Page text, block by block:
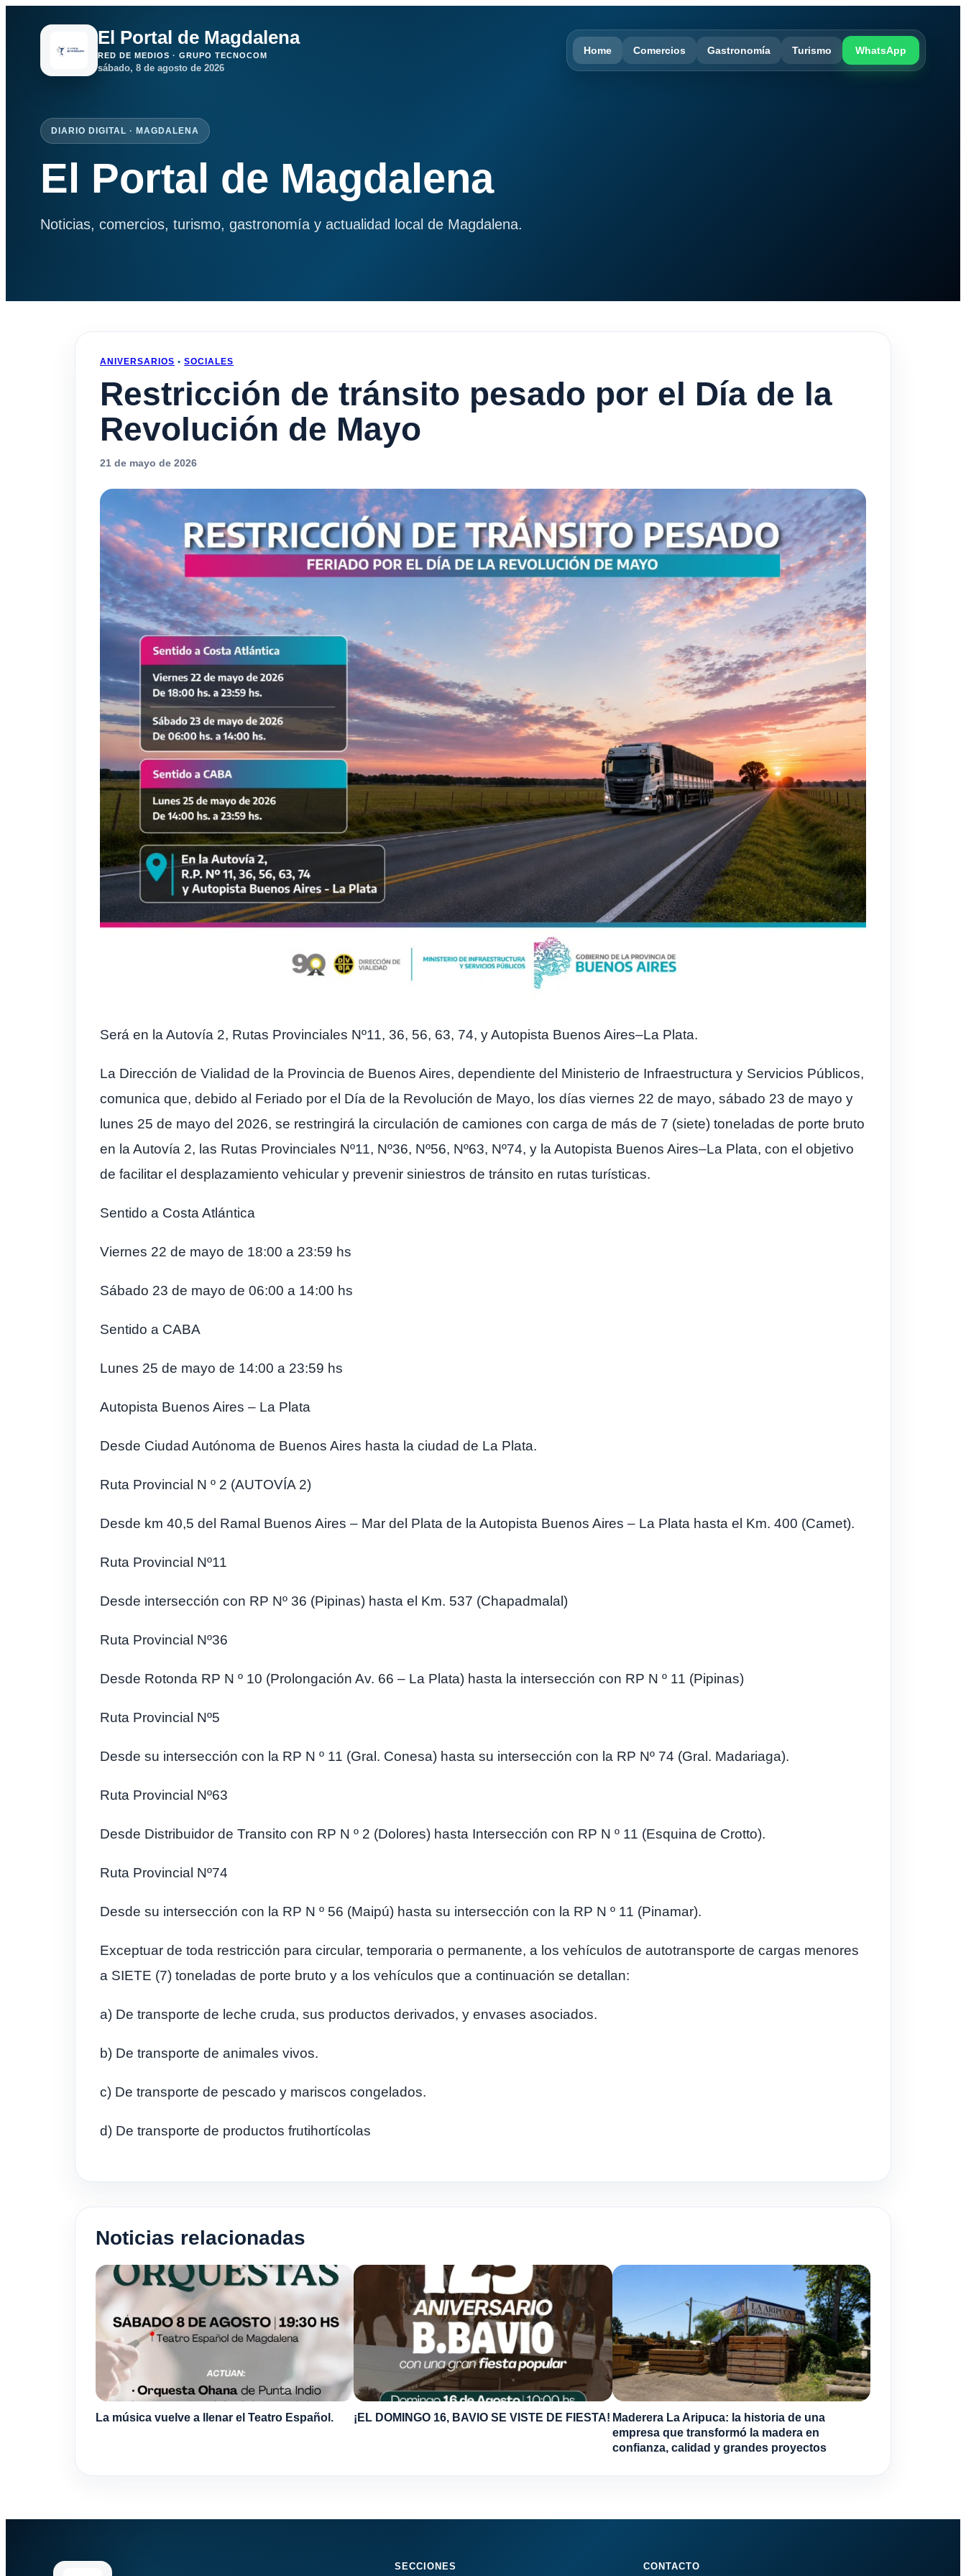
El Portal de Magdalena
RED DE MEDIOS · GRUPO TECNOCOM
sábado, 8 de agosto de 2026
Home Comercios Gastronomía Turismo WhatsApp
DIARIO DIGITAL · MAGDALENA
El Portal de Magdalena
Noticias, comercios, turismo, gastronomía y actualidad local de Magdalena.
ANIVERSARIOS • SOCIALES
Restricción de tránsito pesado por el Día de la
Revolución de Mayo
21 de mayo de 2026
Será en la Autovía 2, Rutas Provinciales Nº11, 36, 56, 63, 74, y Autopista Buenos Aires–La Plata.
La Dirección de Vialidad de la Provincia de Buenos Aires, dependiente del Ministerio de Infraestructura y Servicios Públicos,
comunica que, debido al Feriado por el Día de la Revolución de Mayo, los días viernes 22 de mayo, sábado 23 de mayo y
lunes 25 de mayo del 2026, se restringirá la circulación de camiones con carga de más de 7 (siete) toneladas de porte bruto
en la Autovía 2, las Rutas Provinciales Nº11, Nº36, Nº56, Nº63, Nº74, y la Autopista Buenos Aires–La Plata, con el objetivo
de facilitar el desplazamiento vehicular y prevenir siniestros de tránsito en rutas turísticas.
Sentido a Costa Atlántica
Viernes 22 de mayo de 18:00 a 23:59 hs
Sábado 23 de mayo de 06:00 a 14:00 hs
Sentido a CABA
Lunes 25 de mayo de 14:00 a 23:59 hs
Autopista Buenos Aires – La Plata
Desde Ciudad Autónoma de Buenos Aires hasta la ciudad de La Plata.
Ruta Provincial N º 2 (AUTOVÍA 2)
Desde km 40,5 del Ramal Buenos Aires – Mar del Plata de la Autopista Buenos Aires – La Plata hasta el Km. 400 (Camet).
Ruta Provincial Nº11
Desde intersección con RP Nº 36 (Pipinas) hasta el Km. 537 (Chapadmalal)
Ruta Provincial Nº36
Desde Rotonda RP N º 10 (Prolongación Av. 66 – La Plata) hasta la intersección con RP N º 11 (Pipinas)
Ruta Provincial Nº5
Desde su intersección con la RP N º 11 (Gral. Conesa) hasta su intersección con la RP Nº 74 (Gral. Madariaga).
Ruta Provincial Nº63
Desde Distribuidor de Transito con RP N º 2 (Dolores) hasta Intersección con RP N º 11 (Esquina de Crotto).
Ruta Provincial Nº74
Desde su intersección con la RP N º 56 (Maipú) hasta su intersección con la RP N º 11 (Pinamar).
Exceptuar de toda restricción para circular, temporaria o permanente, a los vehículos de autotransporte de cargas menores
a SIETE (7) toneladas de porte bruto y a los vehículos que a continuación se detallan:
a) De transporte de leche cruda, sus productos derivados, y envases asociados.
b) De transporte de animales vivos.
c) De transporte de pescado y mariscos congelados.
d) De transporte de productos frutihortícolas
Noticias relacionadas
La música vuelve a llenar el Teatro Español. ¡EL DOMINGO 16, BAVIO SE VISTE DE FIESTA! Maderera La Aripuca: la historia de una
empresa que transformó la madera en
confianza, calidad y grandes proyectos
SECCIONES CONTACTO